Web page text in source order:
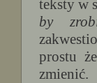
teksty w
by
prostu
zmienić.